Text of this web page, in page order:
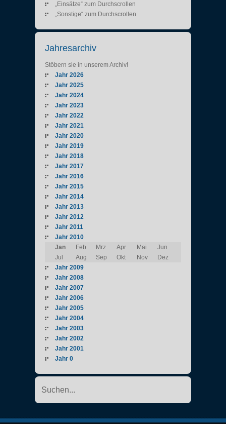
„Einsätze“ zum Durchscrollen
„Sonstige“ zum Durchscrollen
Jahresarchiv
Stöbern sie in unserem Archiv!
Jahr 2026
Jahr 2025
Jahr 2024
Jahr 2023
Jahr 2022
Jahr 2021
Jahr 2020
Jahr 2019
Jahr 2018
Jahr 2017
Jahr 2016
Jahr 2015
Jahr 2014
Jahr 2013
Jahr 2012
Jahr 2011
Jahr 2010
Jan
Feb Mrz Apr Mai
Jun
Jul
Aug Sep Okt Nov
Dez
Jahr 2009
Jahr 2008
Jahr 2007
Jahr 2006
Jahr 2005
Jahr 2004
Jahr 2003
Jahr 2002
Jahr 2001
Jahr 0